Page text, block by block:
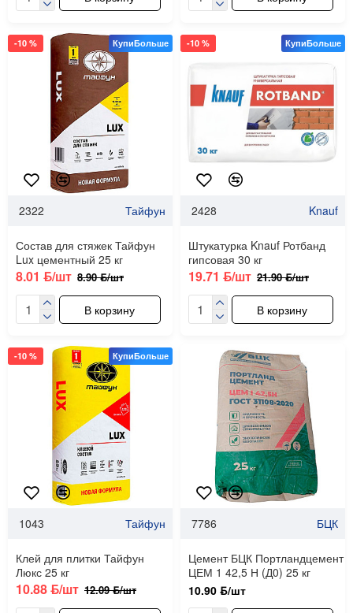
КупиБольше
-10 %
2322 Тайфун
Состав для стяжек Тайфун
Lux цементный 25 кг
8.01 ƃ/шт 8.90 ƃ/шт
В корзину
КупиБольше
-10 %
2428 Knauf
Штукатурка Knauf Ротбанд
гипсовая 30 кг
19.71 ƃ/шт 21.90 ƃ/шт
В корзину
КупиБольше
-10 %
1043 Тайфун
Клей для плитки Тайфун
Люкс 25 кг
10.88 ƃ/шт 12.09 ƃ/шт
7786 БЦК
Цемент БЦК Портландцемент
ЦЕМ 1 42,5 Н (Д0) 25 кг
10.90 ƃ/шт